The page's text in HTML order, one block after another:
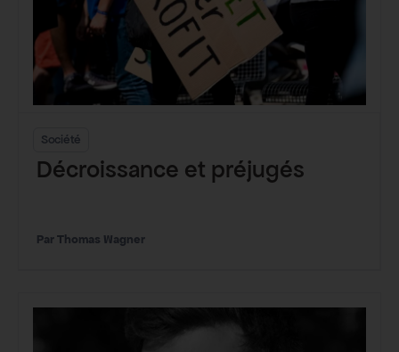
Société
Décroissance et préjugés
Thomas Wagner